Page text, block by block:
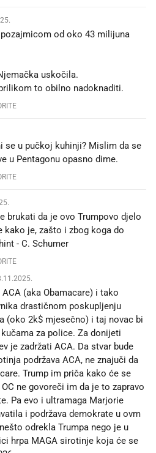
od oko 43 milijuna
uskočila.
to obilno nadoknaditi.
se u pučkoj kuhinji? Mislim da se
u Pentagonu opasno dime.
brukati da je ovo Trumpovo djelo
je, zašto i zbog koga do
- C. Schumer
(aka Obamacare) i tako
drastičnom poskupljenju
(oko 2k$ mjesečno) i taj novac bi
za police. Za donijeti
je zadržati ACA. Da stvar bude
podržava ACA, ne znajuči da
Trump im priča kako će se
ne govoreči im da je to zapravo
Pa evo i ultramaga Marjorie
i podržava demokrate u ovm
odrekla Trumpa nego je u
hrpa MAGA sirotinje koja će se